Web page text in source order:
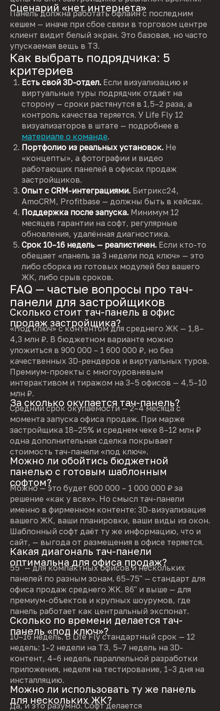
Сценарий «нет интернета»
Панель должна работать офлайн с последним
кешем — иначе при сбое связи в торговом центре
клиент видит белый экран. Это базовая, но часто
упускаемая вещь в ТЗ.
Как выбрать подрядчика: 5
критериев
Есть свой 3D-отдел. Если визуализацию и
виртуальные туры подрядчик отдаёт на
сторону — сроки растянутся в 1,5–2 раза, а
контроль качества теряется. У Life Fly 12
визуализаторов в штате — подробнее в
материале о команде.
Портфолио из реальных установок. Не
«концепты», а фотографии и видео
работающих панелей в офисах продаж
застройщиков.
Опыт с CRM-интеграциями. Битрикс24,
AmoCRM, Profitbase — должны быть в кейсах.
Поддержка после запуска. Минимум 12
месяцев гарантии на софт, регулярные
обновления, удалённая диагностика.
Срок 10–16 недель — реалистичен. Если кто-то
обещает «панель за 3 недели под ключ» — это
либо сборка из готовых модулей без вашего
ЖК, либо срыв сроков.
FAQ — частые вопросы про тач-
панели для застройщиков
Сколько стоит тач-панель в офис
продаж застройщика?
«Под ключ» с контентом для среднего ЖК — 1,8–
4,3 млн ₽. В бюджетном варианте можно
уложиться в 900 000 – 1 600 000 ₽, но без
качественных 3D-рендеров и виртуальных туров.
Премиум-проекты с многоуровневым
интерактивом и тиражом на 3–5 офисов — 4,5–10
млн ₽.
За сколько окупается тач-панель?
Средний срок окупаемости — 2–4 месяца с
момента запуска офиса продаж. При марже
застройщика 18–25% и среднем чеке 8–12 млн ₽
одна дополнительная сделка покрывает
стоимость тач-панели «под ключ».
Можно ли обойтись бюджетной
панелью с готовым шаблонным
софтом?
Можно — это будет 600 000 – 1 000 000 ₽ за
решение «как у всех». Но смысл тач-панели
именно в фирменном контенте: 3D-визуализация
вашего ЖК, ваши планировки, ваши виды из окон.
Шаблонный софт даёт ту же информацию, что и
сайт, — выгода от размещения в офисе теряется.
Какая диагональ тач-панели
оптимальна для офиса продаж?
55" — для компактных офисов и нескольких
панелей по разным зонам. 65–75" — стандарт для
офиса продаж среднего ЖК. 86" и выше — для
премиум-объектов и крупных шоурумов, где
панель работает как центральный экспонат.
Сколько по времени делается тач-
панель «под ключ»?
10–16 недель. В Life Fly стандартный срок — 12
недель: 1–2 недели на ТЗ, 5–7 недель на 3D-
контент, 4–6 недель параллельной разработки
приложения, неделя на тестирование, 1–3 дня на
инсталляцию.
Можно ли использовать ту же панель
для нескольких ЖК?
Да, и это разумно. Софт делается